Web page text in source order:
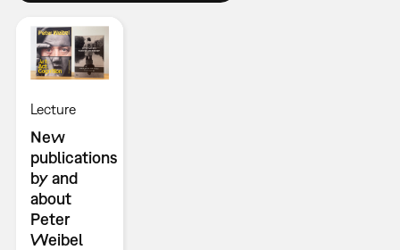
Lecture
New
publications
by and
about
Peter
Weibel